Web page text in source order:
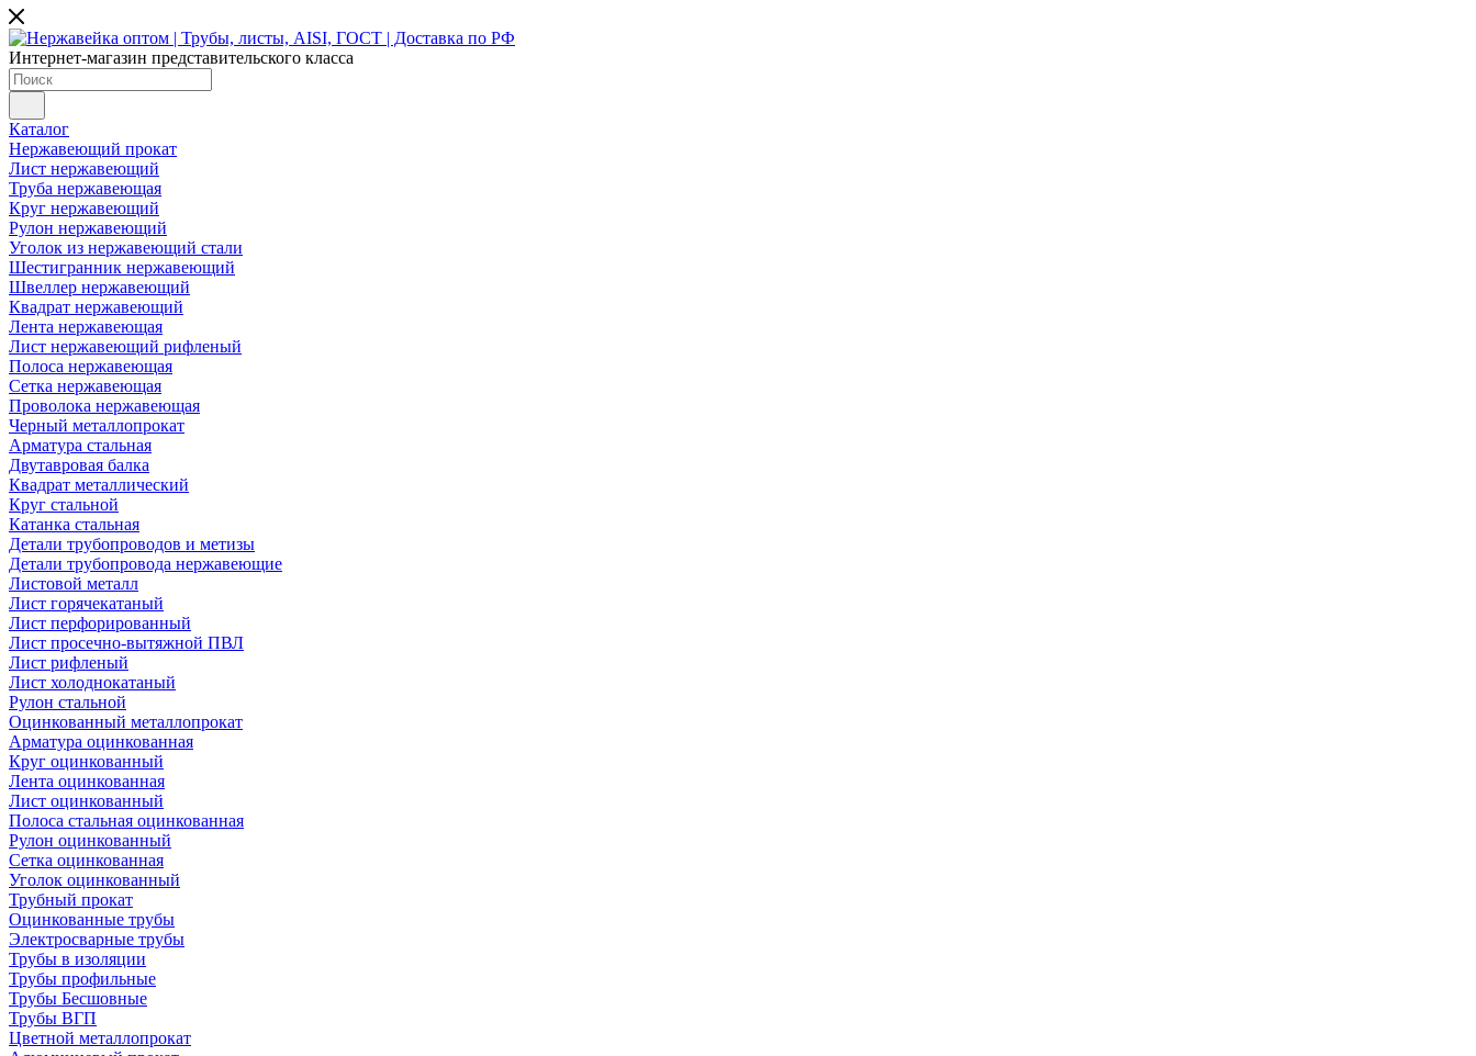
Интернет-магазин представительского класса
Каталог
Нержавеющий прокат
Лист нержавеющий
Труба нержавеющая
Круг нержавеющий
Рулон нержавеющий
Уголок из нержавеющий стали
Шестигранник нержавеющий
Швеллер нержавеющий
Квадрат нержавеющий
Лента нержавеющая
Лист нержавеющий рифленый
Полоса нержавеющая
Сетка нержавеющая
Проволока нержавеющая
Черный металлопрокат
Арматура стальная
Двутавровая балка
Квадрат металлический
Круг стальной
Катанка стальная
Детали трубопроводов и метизы
Детали трубопровода нержавеющие
Листовой металл
Лист горячекатаный
Лист перфорированный
Лист просечно-вытяжной ПВЛ
Лист рифленый
Лист холоднокатаный
Рулон стальной
Оцинкованный металлопрокат
Арматура оцинкованная
Круг оцинкованный
Лента оцинкованная
Лист оцинкованный
Полоса стальная оцинкованная
Рулон оцинкованный
Сетка оцинкованная
Уголок оцинкованный
Трубный прокат
Оцинкованные трубы
Электросварные трубы
Трубы в изоляции
Трубы профильные
Трубы Бесшовные
Трубы ВГП
Цветной металлопрокат